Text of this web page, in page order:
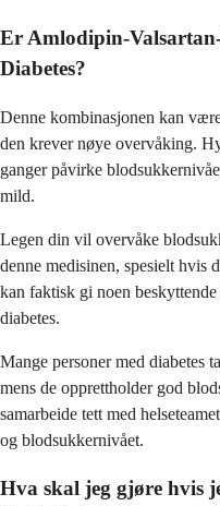
Er Amlodipin-
Diabetes?
Denne kombinasjonen kan
den krever nøye overvåking.
ganger påvirke
mild.
Legen din vil overvåke
denne medisinen, spesielt hvis
kan faktisk gi noen
diabetes.
Mange personer med diabetes
mens de opprettholder god
samarbeide tett med
og blodsukkernivået.
Hva skal jeg gjøre hvis